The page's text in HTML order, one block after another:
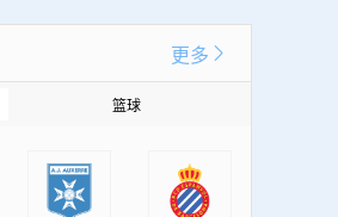
更多
篮球